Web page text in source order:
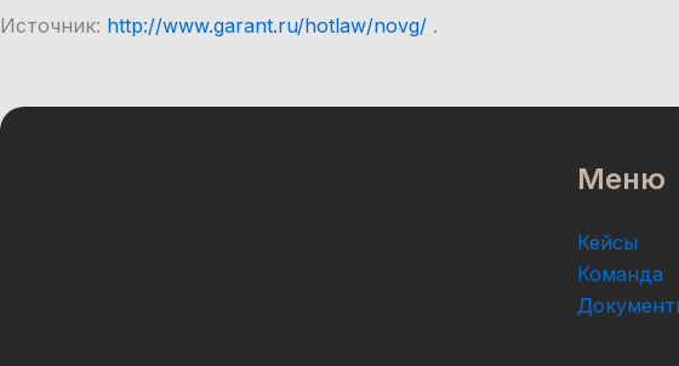
Источник: http://www.garant.ru/hotlaw/novg/ .
Меню
Кейсы
Команда